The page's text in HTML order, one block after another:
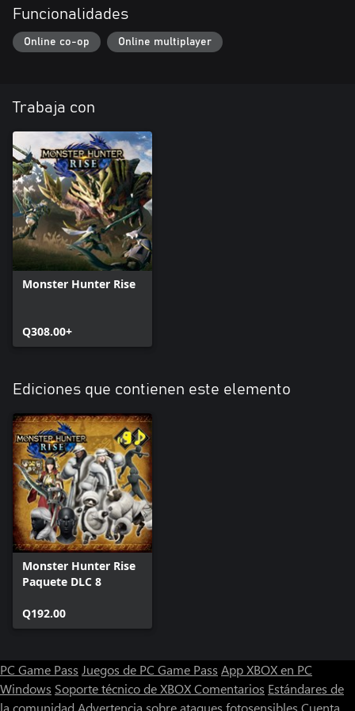
Funcionalidades
Online co-op Online multiplayer
Trabaja con
Monster Hunter Rise
Q308.00+
Ediciones que contienen este elemento
Monster Hunter Rise
Paquete DLC 8
Q192.00
PC Game Pass Juegos de PC Game Pass App XBOX en PC
Windows Soporte técnico de XBOXComentarios Estándares de
la comunidad Advertencia sobre ataques fotosensibles Cuenta